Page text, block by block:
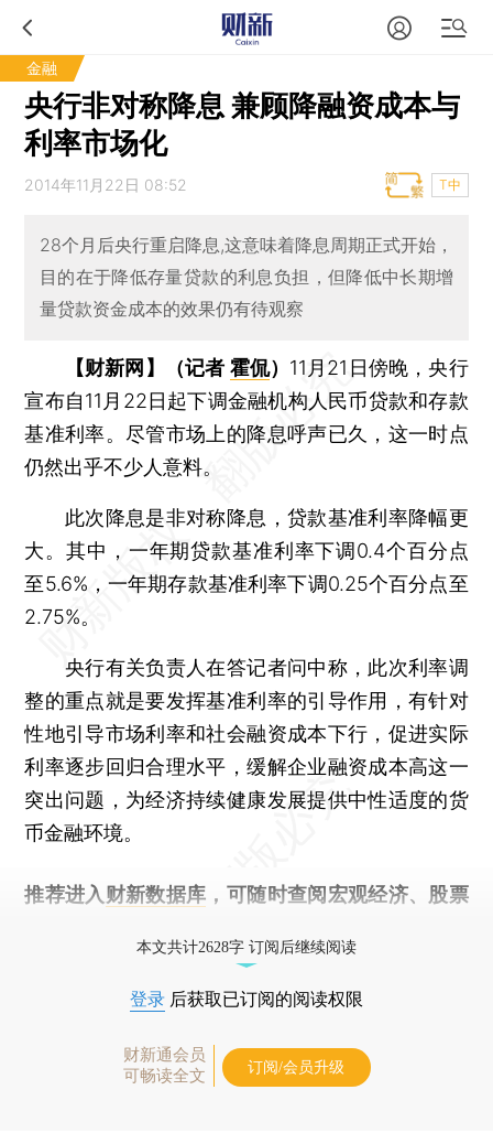
金融
央行非对称降息 兼顾降融资成本与
利率市场化
2014年11月22日 08:52 T中
28个月后央行重启降息,这意味着降息周期正式开始，
目的在于降低存量贷款的利息负担，但降低中长期增
量贷款资金成本的效果仍有待观察
【财新网】（记者 霍侃） 11月21日傍晚，央行
宣布自11月22日起下调金融机构人民币贷款和存款
基准利率。尽管市场上的降息呼声已久，这一时点
仍然出乎不少人意料。
此次降息是非对称降息，贷款基准利率降幅更
大。其中，一年期贷款基准利率下调0.4个百分点
至5.6%，一年期存款基准利率下调0.25个百分点至
2.75%。
央行有关负责人在答记者问中称，此次利率调
整的重点就是要发挥基准利率的引导作用，有针对
性地引导市场利率和社会融资成本下行，促进实际
利率逐步回归合理水平，缓解企业融资成本高这一
突出问题，为经济持续健康发展提供中性适度的货
币金融环境。
推荐进入 财新数据库 ，可随时查阅宏观经济、股票
本文共计2628字 订阅后继续阅读
登录 后获取已订阅的阅读权限
财新通会员
可畅读全文
订阅/会员升级